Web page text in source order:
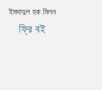
ইমদাদুল হক মিলন
ফ্রি বই